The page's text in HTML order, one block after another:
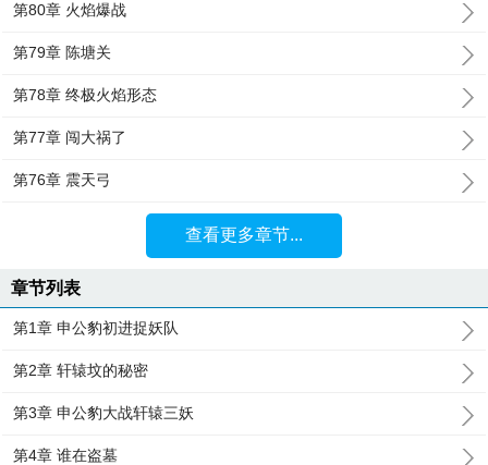
第80章 火焰爆战
第79章 陈塘关
第78章 终极火焰形态
第77章 闯大祸了
第76章 震天弓
查看更多章节...
章节列表
第1章 申公豹初进捉妖队
第2章 轩辕坟的秘密
第3章 申公豹大战轩辕三妖
第4章 谁在盗墓